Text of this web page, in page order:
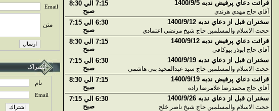
قرائت دعاي پرفيض ندبه 1400/9/5
7:15 الي 8:30
صبح
آقاي حاج مهدي هرندي
سخنران قبل از دعاي ندبه 1400/9/12
6:30 الي 7:15
صبح
حجت الاسلام والمسلمين حاج شيخ مرتضي اعتمادي
قرائت دعاي پرفيض ندبه 1400/9/12
7:15 الي 8:30
صبح
آقاي حاج ابوذر بيوکافي
سخنران قبل از دعاي ندبه 1400/9/19
6:30 الي 7:15
صبح
حجت الاسلام والمسلمين حاج سيد عبدالمجيد بني هاشمي
قرائت دعاي پرفيض ندبه 1400/9/19
7:15 الي 8:30
صبح
آقاي حاج محمدرضا غلامرضا زاده
سخنران قبل از دعاي ندبه 1400/9/26
6:30 الي 7:15
صبح
حجت الاسلام والمسلمين حاج شيخ ناصر خلج
Email
متن
اشتراک
نام
Email